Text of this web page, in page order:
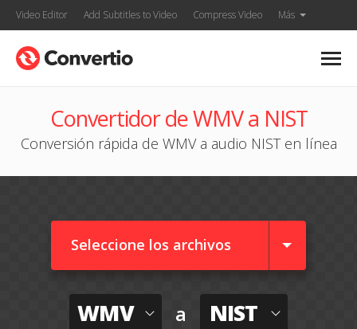
Video Editor Add Subtitles to Video Compress Video Más
Convertidor de WMV a NIST
Conversión rápida de WMV a audio NIST en línea
Seleccione los archivos
WMV a NIST